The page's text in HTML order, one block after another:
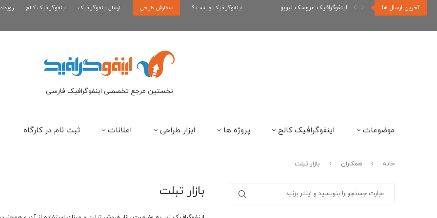
آخرین ارسال ها اینفوگرافیک رپر های فارسی نسل... اینفوگرافیک بازی کلش رویال اینفوگرافیک چیست ؟ سفارش طراحی ارسال اینفوگرافیک اینفوگرافیک کالج
نخستین مرجع تخصصی اینفوگرافیک فارسی
موضوعات اینفوگرافیک کالج پروژه ها ابزار طراحی اعلانات ثبت نام در کارگاه
خانه همکاران بازار تبلت
بازار تبلت